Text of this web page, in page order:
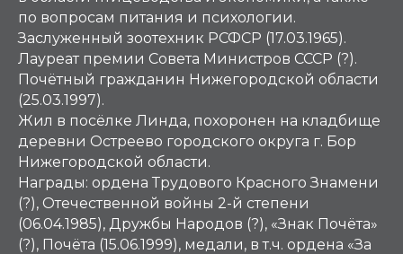
по вопросам питания и психологии.
Заслуженный зоотехник РСФСР (17.03.1965).
Лауреат премии Совета Министров СССР (?).
Почётный гражданин Нижегородской области
(25.03.1997).
Жил в посёлке Линда, похоронен на кладбище
деревни Остреево городского округа г. Бор
Нижегородской области.
Награды: ордена Трудового Красного Знамени
(?), Отечественной войны 2-й степени
(06.04.1985), Дружбы Народов (?), «Знак Почёта»
(?), Почёта (15.06.1999), медали, в т.ч. ордена «За